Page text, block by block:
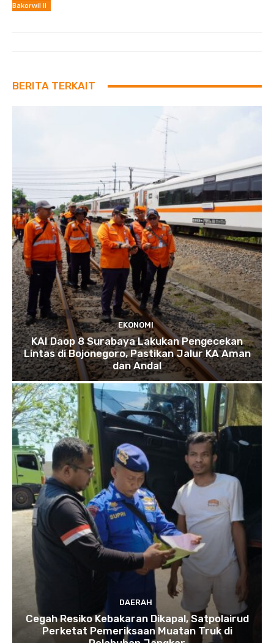
Bakorwil II
BERITA TERKAIT
EKONOMI
KAI Daop 8 Surabaya Lakukan Pengecekan
Lintas di Bojonegoro, Pastikan Jalur KA Aman
dan Andal
DAERAH
Cegah Resiko Kebakaran Dikapal, Satpolairud
Perketat Pemeriksaan Muatan Truk di